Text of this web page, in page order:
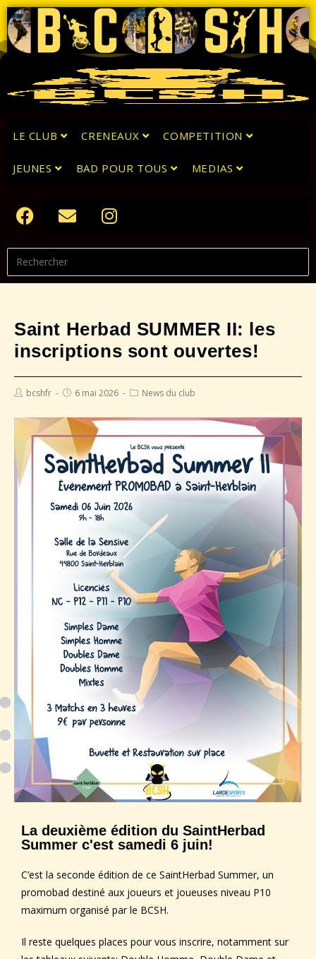
LE CLUB CRENEAUX COMPETITION
JEUNES BAD POUR TOUS MEDIAS
Saint Herbad SUMMER II: les
inscriptions sont ouvertes!
bcshfr 6 mai 2026 News du club
La deuxième édition du SaintHerbad
Summer c'est samedi 6 juin!
C’est la seconde édition de ce SaintHerbad Summer, un
promobad destiné aux joueurs et joueuses niveau P10
maximum organisé par le BCSH.
Il reste quelques places pour vous inscrire, notamment sur